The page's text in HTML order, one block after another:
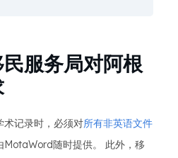
服务局对阿根
术记录时，必须对所有非英语文件
MotaWord随时提供。 此外，移